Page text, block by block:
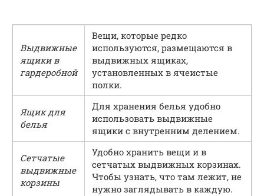
Выдвижные
ящики в
гардеробной
Вещи, которые редко
используются, размещаются в
выдвижных ящиках,
установленных в ячеистые
полки.
Ящик для
белья
Для хранения белья удобно
использовать выдвижные
ящики с внутренним делением.
Сетчатые
выдвижные
корзины
Удобно хранить вещи и в
сетчатых выдвижных корзинах.
Чтобы узнать, что там лежит, не
нужно заглядывать в каждую.